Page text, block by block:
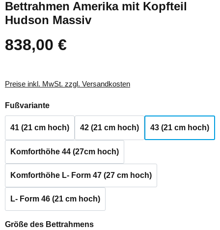
Bettrahmen Amerika mit Kopfteil
Hudson Massiv
Regulärer Preis:
838,00 €
Preise inkl. MwSt. zzgl. Versandkosten
Fußvarianteauswählen
41 (21 cm hoch) 42 (21 cm hoch) 43 (21 cm hoch)
Komforthöhe 44 (27cm hoch)
Komforthöhe L- Form 47 (27 cm hoch)
L- Form 46 (21 cm hoch)
Größe des Bettrahmensauswählen